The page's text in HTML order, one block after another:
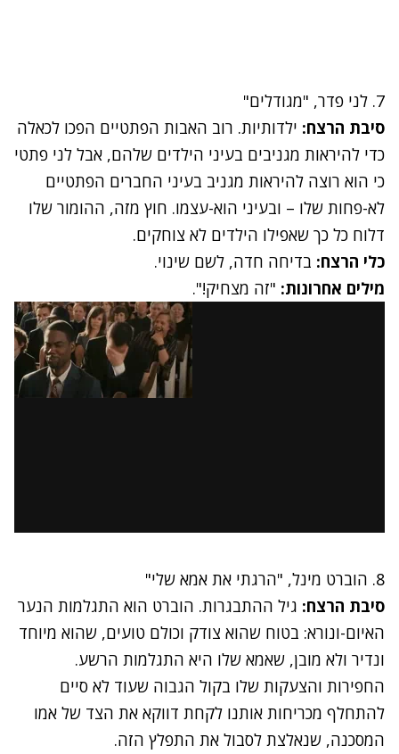
7. לני פדר, "מגודלים"
סיבת הרצח: ילדותיות. רוב האבות הפתטיים הפכו לכאלה
כדי להיראות מגניבים בעיני הילדים שלהם, אבל לני פתטי
כי הוא רוצה להיראות מגניב בעיני החברים הפתטיים
לא-פחות שלו – ובעיני הוא-עצמו. חוץ מזה, ההומור שלו
דלוח כל כך שאפילו הילדים לא צוחקים.
כלי הרצח: בדיחה חדה, לשם שינוי.
מילים אחרונות: "זה מצחיק!".
8. הוברט מינל, "הרגתי את אמא שלי"
סיבת הרצח: גיל ההתבגרות. הוברט הוא התגלמות הנער
האיום-ונורא: בטוח שהוא צודק וכולם טועים, שהוא מיוחד
ונדיר ולא מובן, שאמא שלו היא התגלמות הרשע.
החפירות והצעקות שלו בקול הגבוה שעוד לא סיים
להתחלף מכריחות אותנו לקחת דווקא את הצד של אמו
המסכנה, שנאלצת לסבול את התפלץ הזה.